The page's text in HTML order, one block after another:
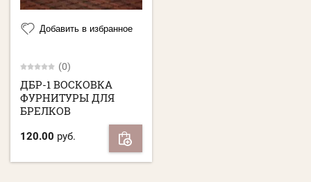
Добавить в избранное
(0)
ДБР-1 ВОСКОВКА
ФУРНИТУРЫ ДЛЯ
БРЕЛКОВ
120.00 руб.